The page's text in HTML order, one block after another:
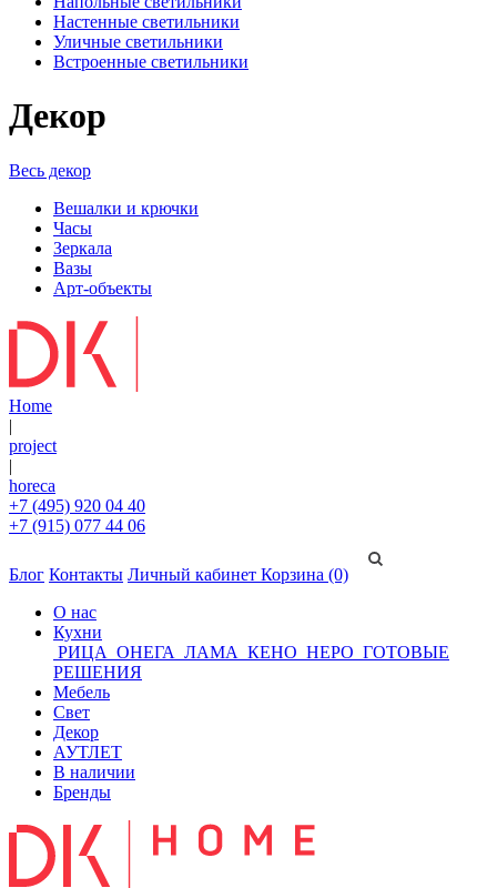
Настенные светильники
Уличные светильники
Встроенные светильники
Декор
Весь декор
Вешалки и крючки
Часы
Зеркала
Вазы
Арт-объекты
Home
|
project
|
horeca
+7 (495) 920 04 40
+7 (915) 077 44 06
Блог Контакты Личный кабинет Корзина (0)
О нас
Кухни
РИЦА ОНЕГА ЛАМА КЕНО НЕРО ГОТОВЫЕ
РЕШЕНИЯ
Мебель
Свет
Декор
АУТЛЕТ
В наличии
Бренды